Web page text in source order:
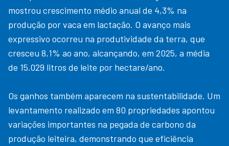
mostrou crescimento médio anual de 4,3% na
produção por vaca em lactação. O avanço mais
expressivo ocorreu na produtividade da terra, que
cresceu 8,1% ao ano, alcançando, em 2025, a média
de 15.029 litros de leite por hectare/ano.
Os ganhos também aparecem na sustentabilidade. Um
levantamento realizado em 80 propriedades apontou
variações importantes na pegada de carbono da
produção leiteira, demonstrando que eficiência